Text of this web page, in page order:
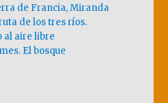
de Francia, Miranda
de los tres ríos.
al aire libre
El bosque